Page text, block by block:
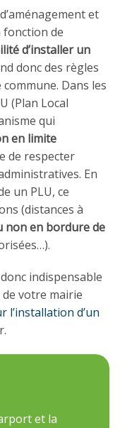
et
de
d’installer un
donc des règles
Dans les
(Plan Local
qui
en limite
de respecter
En
un PLU, ce
(distances à
non en bordure de
indispensable
de votre mairie
d’un
et la